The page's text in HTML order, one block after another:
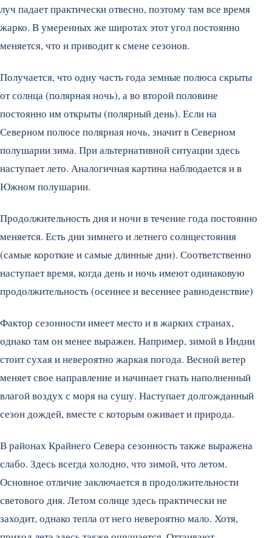
луч падает практически отвесно, поэтому там все время
жарко. В умеренных же широтах этот угол постоянно
меняется, что и приводит к смене сезонов.
Получается, что одну часть года земные полюса скрыты
от солнца (полярная ночь), а во второй половине
постоянно им открыты (полярный день). Если на
Северном полюсе полярная ночь, значит в Северном
полушарии зима. При альтернативной ситуации здесь
наступает лето. Аналогичная картина наблюдается и в
Южном полушарии.
Продолжительность дня и ночи в течение года постоянно
меняется. Есть дни зимнего и летнего солнцестояния
(самые короткие и самые длинные дни). Соответственно
наступает время, когда день и ночь имеют одинаковую
продолжительность (осеннее и весеннее равноденствие)
Фактор сезонности имеет место и в жарких странах,
однако там он менее выражен. Например, зимой в Индии
стоит сухая и невероятно жаркая погода. Весной ветер
меняет свое направление и начинает гнать наполненный
влагой воздух с моря на сушу. Наступает долгожданный
сезон дождей, вместе с которым оживает и природа.
В районах Крайнего Севера сезонность также выражена
слабо. Здесь всегда холодно, что зимой, что летом.
Основное отличие заключается в продолжительности
светового дня. Летом солнце здесь практически не
заходит, однако тепла от него невероятно мало. Хотя,